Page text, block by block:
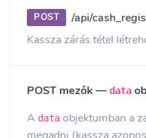
POST
/api/
Kassza zárás tétel
POST mezők — data
A data objektumban a